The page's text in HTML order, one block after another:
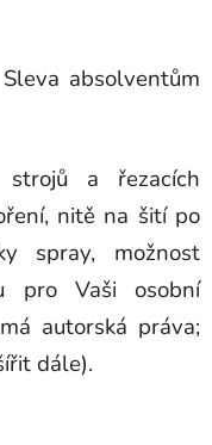
absolventům
a řezacích
nitě na šití po
spray, možnost
pro Vaši osobní
autorská práva;
dále).